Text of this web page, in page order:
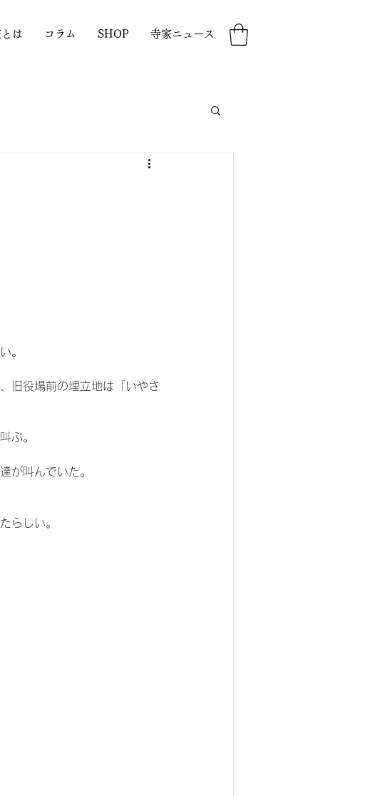
は コラム SHOP 寺家ニュース
。
旧役場前の埋立地は「いやさ
ぶ。
が叫んでいた。
らしい。